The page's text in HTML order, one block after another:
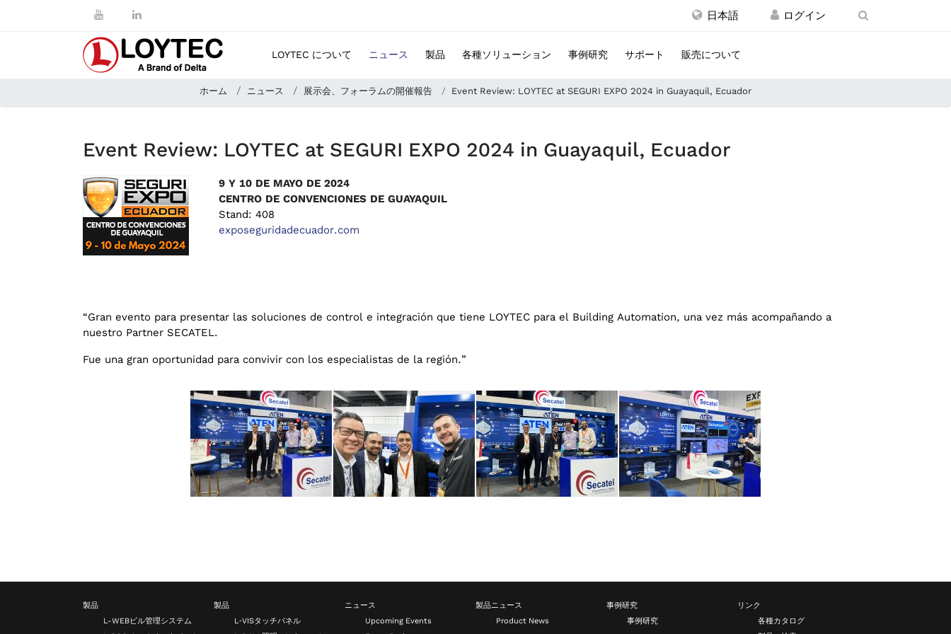
日本語
LOYTEC について ニュース 製品 各種ソリューション 事例研究 サポート 販売について
ホーム ニュース 展示会、フォーラムの開催報告 Event Review: LOYTEC at SEGURI EXPO 2024 in Guayaquil, Ecuador
Event Review: LOYTEC at SEGURI EXPO 2024 in Guayaquil, Ecuador
9 Y 10 DE MAYO DE 2024
CENTRO DE CONVENCIONES DE GUAYAQUIL
Stand: 408
exposeguridadecuador.com
“Gran evento para presentar las soluciones de control e integración que tiene LOYTEC para el Building Automation, una vez más acompañando a
nuestro Partner SECATEL.
Fue una gran oportunidad para convivir con los especialistas de la región.”
製品
L-WEBビル管理システム
製品
L‑VISタッチパネル
ニュース
Upcoming Events
製品ニュース
Product News
事例研究
事例研究
リンク
各種カタログ